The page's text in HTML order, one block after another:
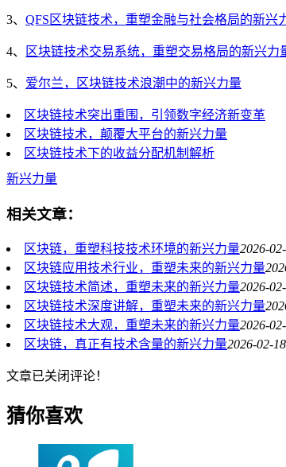
3、 QFS区块链技术，重塑金融与社会格局的新兴
4、 区块链技术交易系统，重塑交易格局的新兴力
5、 爱尔兰，区块链技术浪潮中的新兴力量
区块链技术突出重围，引领数字经济新变革
区块链技术，颠覆大平台的新兴力量
区块链技术下的收益分配机制解析
新兴力量
相关文章：
区块链，重塑科技技术环境的新兴力量2026-
区块链应用技术行业，重塑未来的新兴力量
区块链技术简述，重塑未来的新兴力量2026-
区块链技术深度讲解，重塑未来的新兴力量
区块链技术大观，重塑未来的新兴力量2026-
区块链，真正有技术含量的新兴力量2026-02-
文章已关闭评论！
猜你喜欢